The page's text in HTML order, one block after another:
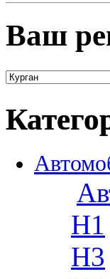
Ваш
H1
H3